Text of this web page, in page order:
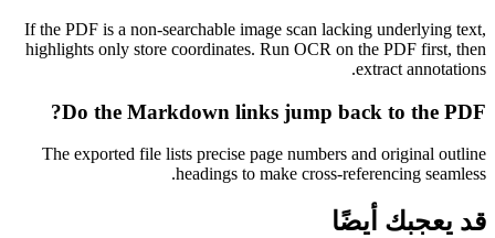
If the PDF is a non-searchable image scan lacking underlying text,
highlights only store coordinates. Run OCR on the PDF first, then
extract annotations.
Do the Markdown links jump back to the PDF?
The exported file lists precise page numbers and original outline
headings to make cross-referencing seamless.
قد يعجبك أيضًا